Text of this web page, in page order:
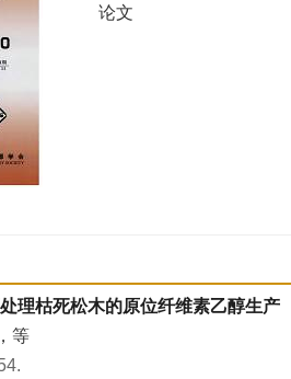
论文
理枯死松木的原位纤维素乙醇生产
等